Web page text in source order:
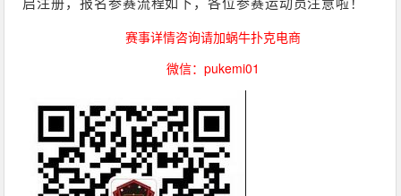
启注册，报名参赛流程如下，各位参赛运动员注意啦！
赛事详情咨询请加蜗牛扑克电商
微信：pukemi01